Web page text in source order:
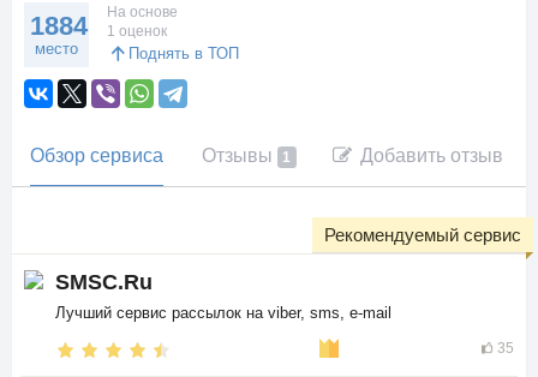
1884
место
На основе
1 оценок
Поднять в ТОП
Обзор сервиса Отзывы 1 Добавить отзыв
SMSC.Ru
Лучший сервис рассылок на viber, sms, e-mail
35
Рекомендуемый сервис